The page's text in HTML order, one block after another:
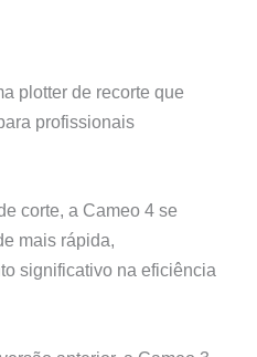
plotter de recorte que
profissionais
corte, a Cameo 4 se
mais rápida,
significativo na eficiência